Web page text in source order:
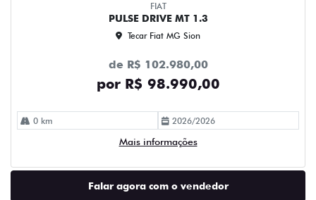
FIAT
PULSE DRIVE MT 1.3
Tecar Fiat MG Sion
de R$ 102.980,00
por R$ 98.990,00
0 km 2026/2026
Mais informações
Falar agora com o vendedor